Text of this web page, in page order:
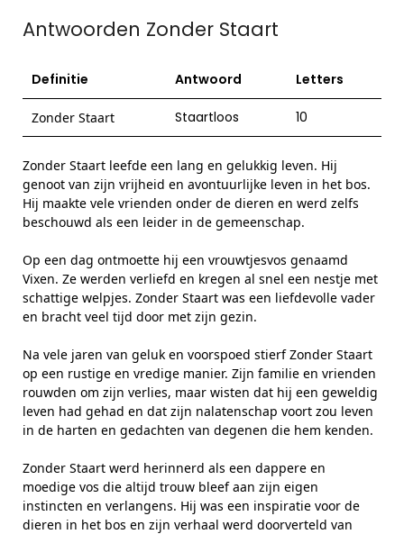
Antwoorden Zonder Staart
Definitie Antwoord Letters
Zonder Staart Staartloos 10
Zonder Staart leefde een lang en gelukkig leven. Hij
genoot van zijn vrijheid en avontuurlijke leven in het bos.
Hij maakte vele vrienden onder de dieren en werd zelfs
beschouwd als een leider in de gemeenschap.
Op een dag ontmoette hij een vrouwtjesvos genaamd
Vixen. Ze werden verliefd en kregen al snel een nestje met
schattige welpjes. Zonder Staart was een liefdevolle vader
en bracht veel tijd door met zijn gezin.
Na vele jaren van geluk en voorspoed stierf Zonder Staart
op een rustige en vredige manier. Zijn familie en vrienden
rouwden om zijn verlies, maar wisten dat hij een geweldig
leven had gehad en dat zijn nalatenschap voort zou leven
in de harten en gedachten van degenen die hem kenden.
Zonder Staart werd herinnerd als een dappere en
moedige vos die altijd trouw bleef aan zijn eigen
instincten en verlangens. Hij was een inspiratie voor de
dieren in het bos en zijn verhaal werd doorverteld van